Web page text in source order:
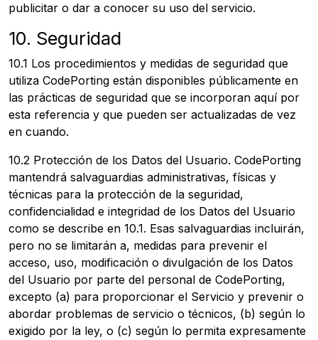
publicitar o dar a conocer su uso del servicio.
10. Seguridad
10.1 Los procedimientos y medidas de seguridad que
utiliza CodePorting están disponibles públicamente en
las prácticas de seguridad que se incorporan aquí por
esta referencia y que pueden ser actualizadas de vez
en cuando.
10.2 Protección de los Datos del Usuario. CodePorting
mantendrá salvaguardias administrativas, físicas y
técnicas para la protección de la seguridad,
confidencialidad e integridad de los Datos del Usuario
como se describe en 10.1. Esas salvaguardias incluirán,
pero no se limitarán a, medidas para prevenir el
acceso, uso, modificación o divulgación de los Datos
del Usuario por parte del personal de CodePorting,
excepto (a) para proporcionar el Servicio y prevenir o
abordar problemas de servicio o técnicos, (b) según lo
exigido por la ley, o (c) según lo permita expresamente